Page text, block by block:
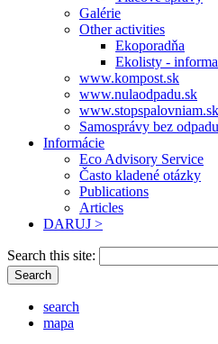
Galérie
Other activities
Ekoporadňa
Ekolisty -
www.kompost.sk
www.nulaodpadu.sk
www.stopspalovniam.sk
Samosprávy bez odpadu
Informácie
Eco Advisory Service
Často kladené otázky
Publications
Articles
DARUJ >
Search this site:
search
mapa